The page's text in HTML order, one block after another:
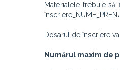
Materialele trebuie
Dosarul de înscriere
Numărul maxim de